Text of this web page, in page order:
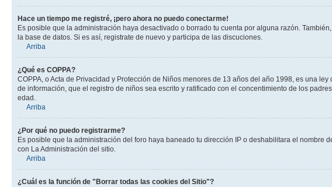
Hace un tiempo me registré, ¡pero ahora no puedo conectarme!
Es posible que la administración haya desactivado o borrado tu cuenta por alguna razón.
la base de datos. Si es así, registrate de nuevo y participa de las discuciones.
Arriba
¿Qué es COPPA?
COPPA, o Acta de Privacidad y Protección de Niños menores de 13 años del año 1998, es una
de información, que el registro de niños sea escrito y ratificado con el concentimiento de los
edad.
Arriba
¿Por qué no puedo registrarme?
Es posible que la administración del foro haya baneado tu dirección IP o deshabilitara el
con La Administración del sitio.
Arriba
¿Cuál es la función de "Borrar todas las cookies del Sitio"?